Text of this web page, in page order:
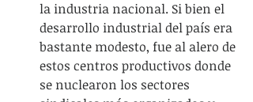
la industria nacional. Si bien el
desarrollo industrial del país era
bastante modesto, fue al alero de
estos centros productivos donde
se nuclearon los sectores